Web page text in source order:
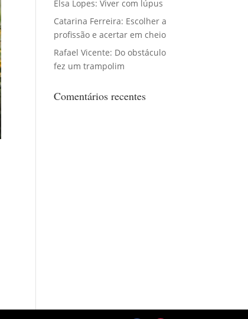
Elsa Lopes: Viver com lúpus
Catarina Ferreira: Escolher a
profissão e acertar em cheio
Rafael Vicente: Do obstáculo
fez um trampolim
Comentários recentes